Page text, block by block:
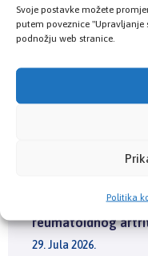
Svoje postavke možete
putem poveznice
podnožju web stranice.
Politika
6. Augusta 2026.
Ministarstvo
osiguranja KS
17.500
zdravstvenim
Kosovac: Nova
reumatoidnog
29. Jula 2026.